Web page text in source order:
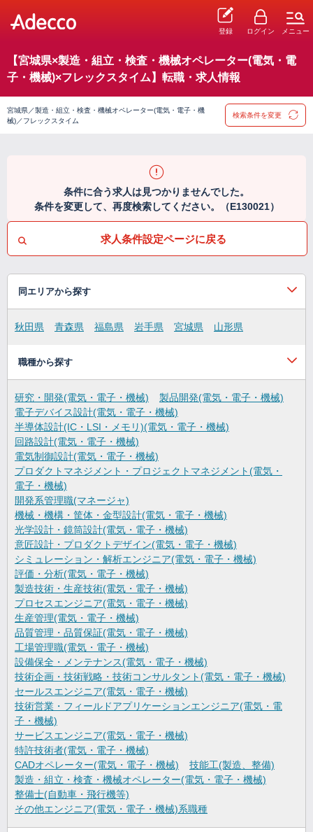
登録 ログイン メニュー
【宮城県×製造・組立・検査・機械オペレーター(電気・電
子・機械)×フレックスタイム】転職・求人情報
宮城県／製造・組立・検査・機械オペレーター(電気・電子・機
械)／フレックスタイム
検索条件を変更
条件に合う求人は見つかりませんでした。
条件を変更して、再度検索してください。（E130021）
求人条件設定ページに戻る
同エリアから探す
秋田県 青森県 福島県 岩手県 宮城県 山形県
職種から探す
研究・開発(電気・電子・機械)
製品開発(電気・電子・機械)
電子デバイス設計(電気・電子・機械)
半導体設計(IC・LSI・メモリ)(電気・電子・機械)
回路設計(電気・電子・機械)
電気制御設計(電気・電子・機械)
プロダクトマネジメント・プロジェクトマネジメント(電気・
電子・機械)
開発系管理職(マネージャ)
機械・機構・筐体・金型設計(電気・電子・機械)
光学設計・鏡筒設計(電気・電子・機械)
意匠設計・プロダクトデザイン(電気・電子・機械)
シミュレーション・解析エンジニア(電気・電子・機械)
評価・分析(電気・電子・機械)
製造技術・生産技術(電気・電子・機械)
プロセスエンジニア(電気・電子・機械)
生産管理(電気・電子・機械)
品質管理・品質保証(電気・電子・機械)
工場管理職(電気・電子・機械)
設備保全・メンテナンス(電気・電子・機械)
技術企画・技術戦略・技術コンサルタント(電気・電子・機械)
セールスエンジニア(電気・電子・機械)
技術営業・フィールドアプリケーションエンジニア(電気・電
子・機械)
サービスエンジニア(電気・電子・機械)
特許技術者(電気・電子・機械)
CADオペレーター(電気・電子・機械)
技能工(製造、整備)
製造・組立・検査・機械オペレーター(電気・電子・機械)
整備士(自動車・飛行機等)
その他エンジニア(電気・電子・機械)系職種